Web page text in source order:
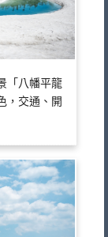
「八幡平龍
，交通、開